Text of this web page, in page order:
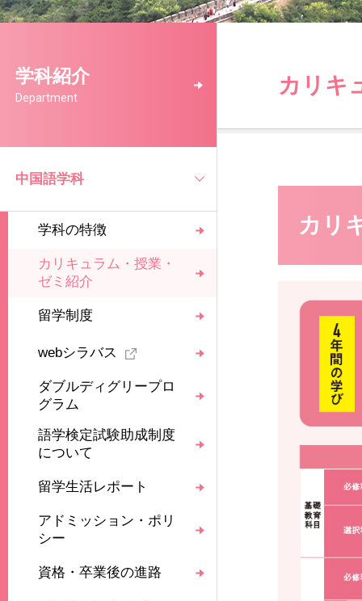
学科紹介
Department
中国語学科
学科の特徴
カリキュラム・授業・
ゼミ紹介
留学制度
webシラバス
ダブルディグリープロ
グラム
語学検定試験助成制度
について
留学生活レポート
アドミッション・ポリ
シー
資格・卒業後の進路
カリキ
カリ